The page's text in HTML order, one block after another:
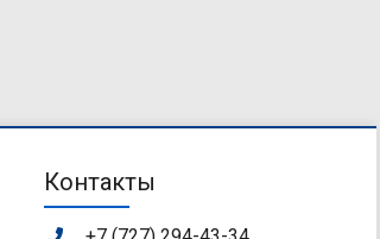
Контакты